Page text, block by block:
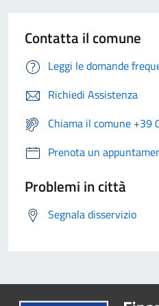
Contatta il comune
Leggi le domande
Richiedi Assistenza
Chiama il comune +39
Prenota un
Problemi in città
Segnala disservizio